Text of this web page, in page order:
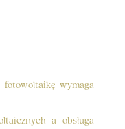
wymaga
a obsługa